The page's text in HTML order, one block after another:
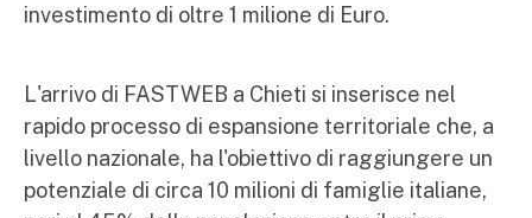
investimento di oltre 1 milione di Euro.
L'arrivo di FASTWEB a Chieti si inserisce nel
rapido processo di espansione territoriale che, a
livello nazionale, ha l'obiettivo di raggiungere un
potenziale di circa 10 milioni di famiglie italiane,